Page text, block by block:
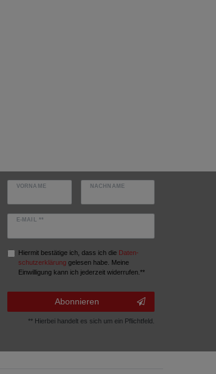
VORNAME NACHNAME
E-MAIL **
Hiermit bestätige ich, dass ich die Daten­
schutz­erklärung gelesen habe. Meine
Einwilligung kann ich jederzeit widerrufen.**
Abonnieren
** Hierbei handelt es sich um ein Pflichtfeld.